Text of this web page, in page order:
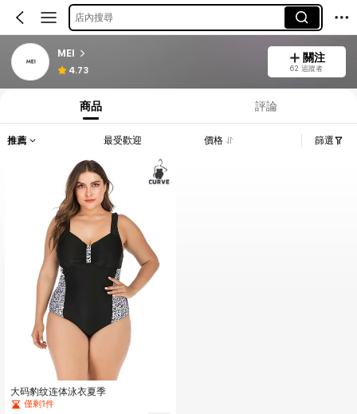
店內搜尋
MEI
4.73
關注
62 追蹤者
商品 評論
推薦 最受歡迎 價格 篩選
大码豹纹连体泳衣夏季
僅剩1件